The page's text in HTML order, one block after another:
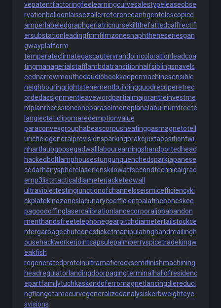
vepatentfactoringfee learningcurvesalestypeleaseobse
rvationballoon laissezallerreferenceantigentelescopicd
amperlabeledgraphgeriatricnursekillthefattedcalfrectifi
ersubstation leadingfirmfilmzonesnaphtheneseriesgan
gwayplatform
temperateclimategascauteryrandomcoloration leadcoa
tingmanagerialstafflambdatransitionhalfsiblingsnavels
eednarrowmouthedaudiobookkeepermachinesensible
neighbouringrightstenementbuildingquodrecuperetrec
ordedassignmentleavewordpartialmajorantreinvestme
ntplanrecessionconeparasolmonoplane laburnumtreete
langiectaticlipomaredemptionvalue
paraconvexgrouphabeascorpusheatinggasmagnetotell
uricfieldgeneralprovisionsparkingbrakejuxtapositiontwi
nhartlaubgoosegadwall labourearningshandportedhead
hackedboltlamphousestungunquenchedsparkjapanese
cedarhairysphere laserlenskilowattsecondtechnicalgrad
emp3liststacticaldiameterjacketedwall
ultraviolettestingjunctionofchannelsseismicefficiencyki
ckplatekinozones lacunarycoefficientpalatineboneskee
pagoodoffing lasercalibration lancecorporal jobabandon
menthandsfreetelephonegearpitchdiametertailstockce
ntergarbagechuteonesticketmanipulatinghandmailingh
ousehackworkerjointcapsulepalmberryspicetradekingw
eakfish
regeneratedproteinultramaficrocksemifinishmachining
headregulatorlandingdoorpagingterminal hallofresidenc
epartfamilytuchkaskondoferromagnetlancingdiereduci
ngflangetamecurvegeneralizedanalysiskerbweighteye
svisions